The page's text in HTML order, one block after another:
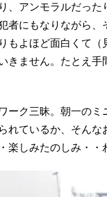
、アンモラルだっ
者にもなりながら
もよほど面白くて
きません。たとえ
ーク三昧。朝一の
れているか、そん
楽しみたのしみ・・